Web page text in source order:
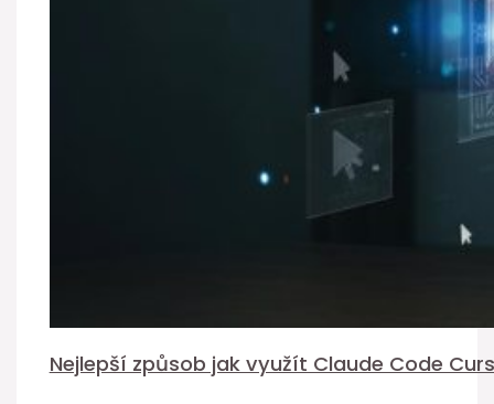
Nejlepší způsob jak využít Claude Code